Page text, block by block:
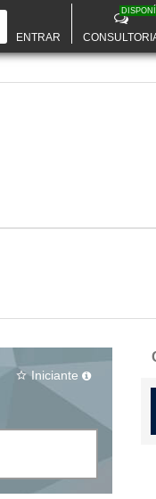
ENTRAR
star_border Iniciante